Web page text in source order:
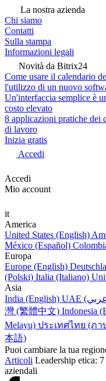
La nostra azienda
Chi siamo
Contatti
Sulla stampa
Informazioni legali
Novità da Bitrix24
Come usare il calendario
l'utilizzo di un nuovo
Un'interfaccia semplice è
costo elevato
8 applicazioni pratiche dei
di lavoro
Inizia gratis
Accedi
Accedi
Mio account
it
America
United States (English)
México (Español)
Europa
Europe (English)
(Polski) Italia (Italiano)
Asia
India (English)
灣 (繁體中文) Indonesia
Melayu) ประเทศไทย (ภา
本語)
Puoi cambiare la tua
Articoli Leadership etica:
aziendali